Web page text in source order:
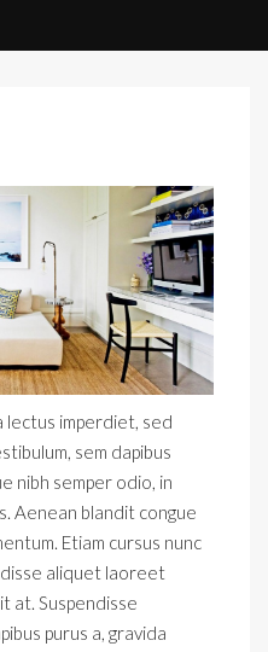
lectus imperdiet, sed
sem dapibus
nibh semper odio, in
Aenean blandit congue
Etiam cursus nunc
aliquet laoreet
at. Suspendisse
purus a, gravida